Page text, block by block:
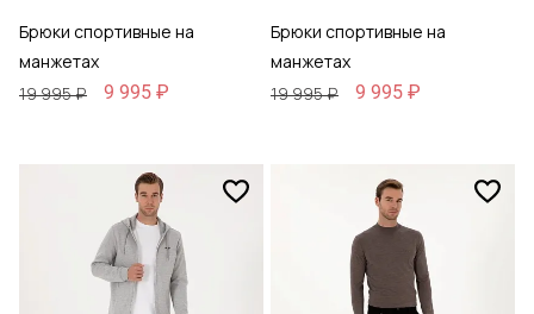
Брюки спортивные на
манжетах
19 995 ₽
9 995 ₽
Брюки спортивные на
манжетах
19 995 ₽
9 995 ₽